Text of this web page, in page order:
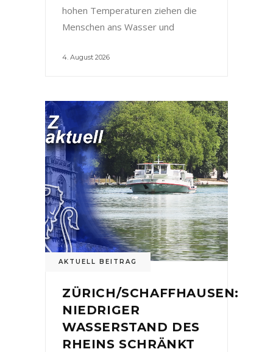
hohen Temperaturen ziehen die
Menschen ans Wasser und
4. August 2026
AKTUELL BEITRAG
ZÜRICH/SCHAFFHAUSEN:
NIEDRIGER
WASSERSTAND DES
RHEINS SCHRÄNKT